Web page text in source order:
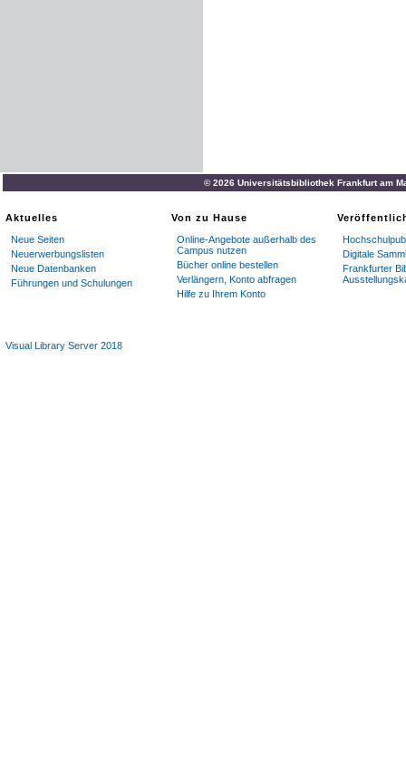
© 2026 Universitätsbibliothek Frankfurt am
Aktuelles
Neue Seiten
Neuerwerbungslisten
Neue Datenbanken
Führungen und Schulungen
Von zu Hause
Online-Angebote außerhalb des
Campus nutzen
Bücher online bestellen
Verlängern, Konto abfragen
Hilfe zu Ihrem Konto
Digitale
Frankfurter
Visual Library Server 2018